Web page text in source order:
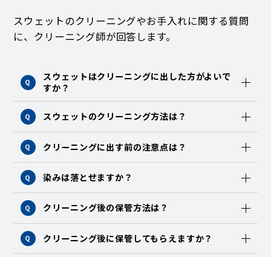
スウェットのクリーニングやお手入れに関する質問
に、クリーニング師が回答します。
Q
スウェットはクリーニングに出した方がよいで
すか？
Q スウェットのクリーニング方法は？
Q クリーニングに出す前の注意点は？
Q 染みは落とせますか？
Q クリーニング後の保管方法は？
Q クリーニング後に保管してもらえますか？